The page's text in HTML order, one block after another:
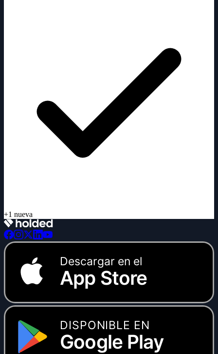
Descargar en el
App Store
DISPONIBLE EN
Google Play